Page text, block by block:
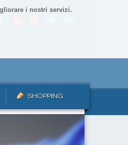
i nostri servizi.
SHOPPING